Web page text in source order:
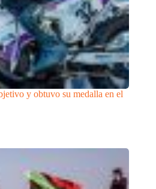
y obtuvo su medalla en el